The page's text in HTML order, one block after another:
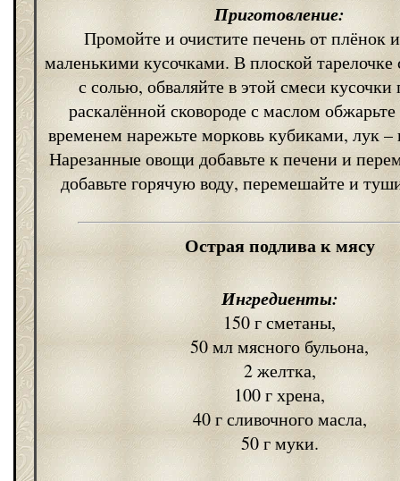
Приготовление:
Промойте и очистите печень от плёнок
маленькими кусочками. В плоской
с солью, обваляйте в этой смеси
раскалённой сковороде с маслом
временем нарежьте морковь кубиками, лук
Нарезанные овощи добавьте к печени и
добавьте горячую воду, перемешайте и
Острая подлива к мясу
Ингредиенты:
150 г сметаны,
50 мл мясного бульона,
2 желтка,
100 г хрена,
40 г сливочного масла,
50 г муки.